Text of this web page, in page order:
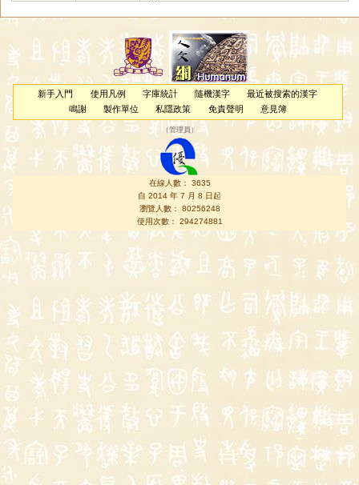
新手入門 使用凡例 字庫統計 隨機漢字
最近被搜索的漢字
鳴謝
製作單位 私隱政策 免責聲明 意見簿
（管理員 ）
在線人數： 3635
自 2014 年 7 月 8 日起
瀏覽人數： 80256248
使用次數： 294274881